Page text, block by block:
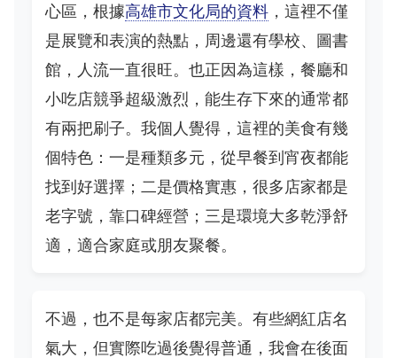
心區，根據高雄市文化局的資料 ，這裡不僅
是展覽和表演的熱點，周邊還有學校、圖書
館，人流一直很旺。也正因為這樣，餐廳和
小吃店競爭超級激烈，能生存下來的通常都
有兩把刷子。我個人覺得，這裡的美食有幾
個特色：一是種類多元，從早餐到宵夜都能
找到好選擇；二是價格實惠，很多店家都是
老字號，靠口碑經營；三是環境大多乾淨舒
適，適合家庭或朋友聚餐。
不過，也不是每家店都完美。有些網紅店名
氣大，但實際吃過後覺得普通，我會在後面